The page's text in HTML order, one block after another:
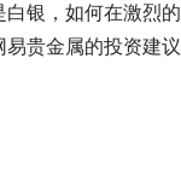
银，如何在激烈
贵金属的投资建